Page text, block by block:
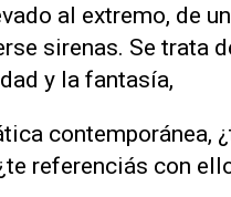
al extremo, de
sirenas. Se trata
y la fantasía,
contemporánea,
referenciás con